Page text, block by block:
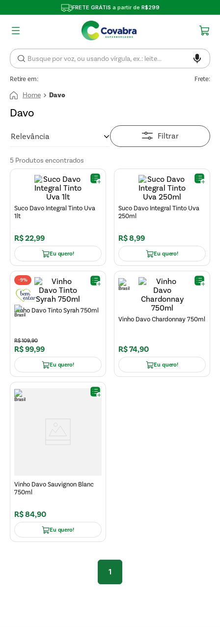
FRETE GRÁTIS a partir de R$299
Retire em: Frete:
Davo
Davo
Relevância Filtrar
5 Produtos
Suco Davo Integral Tinto Uva
1lt
R$22,99
Eu quero!
Suco Davo Integral Tinto Uva
250ml
R$8,99
Eu quero!
-9%
Vinho Davo Tinto Syrah 750ml
R$109,90
R$99,99
Eu quero!
Vinho Davo Chardonnay 750ml
R$74,90
Eu quero!
Vinho Davo Sauvignon Blanc
750ml
R$84,90
Eu quero!
1